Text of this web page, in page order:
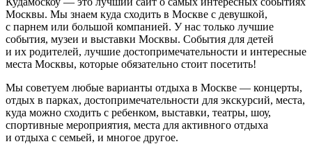
Москвы. Мы знаем куда сходить в Москве с девушкой,
с парнем или большой компанией. У нас только лучшие
события, музеи и выставки Москвы. События для детей
и их родителей, лучшие достопримечательности и интересные
места Москвы, которые обязательно стоит посетить!
Мы советуем любые варианты отдыха в Москве — концерты,
отдых в парках, достопримечательности для экскурсий, места,
куда можно сходить с ребенком, выставки, театры, шоу,
спортивные мероприятия, места для активного отдыха
и отдыха с семьей, и многое другое.